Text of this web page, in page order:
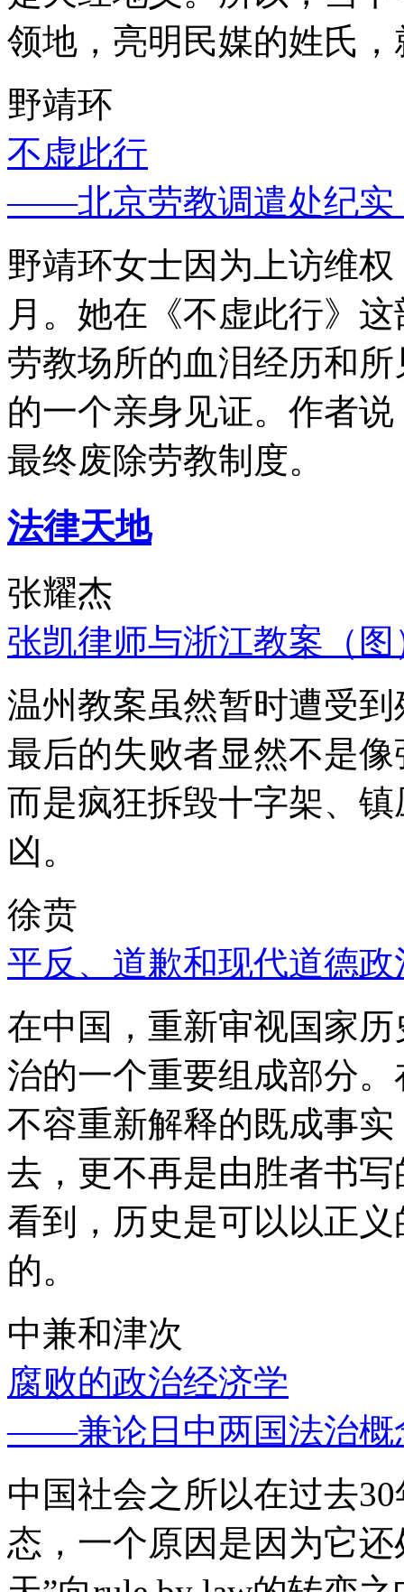
领地，亮明民媒的姓氏
野靖环
不虚此行
——北京劳教调遣处纪实
野靖环女士因为上访维
月。她在《不虚此行》
劳教场所的血泪经历和
的一个亲身见证。作者
最终废除劳教制度。
法律天地
张耀杰
张凯律师与浙江教案（图
温州教案虽然暂时遭受
最后的失败者显然不是
而是疯狂拆毁十字架、
凶。
徐贲
平反、道歉和现代道德政
在中国，重新审视国家
治的一个重要组成部分
不容重新解释的既成事
去，更不再是由胜者书
看到，历史是可以以正
的。
中兼和津次
腐败的政治经济学
——兼论日中两国法治概
中国社会之所以在过去
态，一个原因是因为它